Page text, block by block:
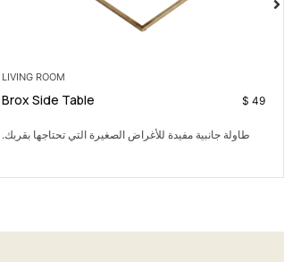
LIVING ROOM
Madrid Sofa Set 699
طقم كنب مريح مناسب للعائلة والضيوف والاسترخاء اليومي.